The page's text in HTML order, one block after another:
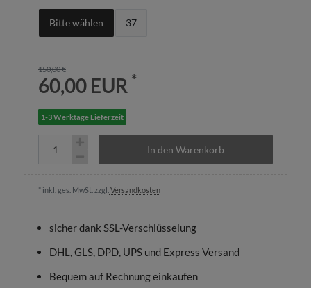
Bitte wählen 37
150,00 €
60,00 EUR *
1-3 Werktage Lieferzeit
In den Warenkorb
* inkl. ges. MwSt. zzgl. Versandkosten
sicher dank SSL-Verschlüsselung
DHL, GLS, DPD, UPS und Express Versand
Bequem auf Rechnung einkaufen